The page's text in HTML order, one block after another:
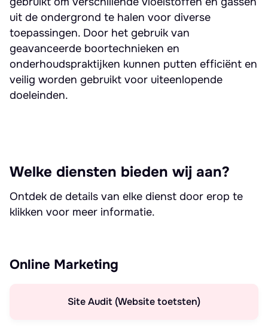
uit de ondergrond te halen voor diverse
toepassingen. Door het gebruik van
geavanceerde boortechnieken en
onderhoudspraktijken kunnen putten efficiënt en
veilig worden gebruikt voor uiteenlopende
doeleinden.
Welke diensten bieden wij aan?
Ontdek de details van elke dienst door erop te
klikken voor meer informatie.
Online Marketing
Site Audit (Website toetsten)